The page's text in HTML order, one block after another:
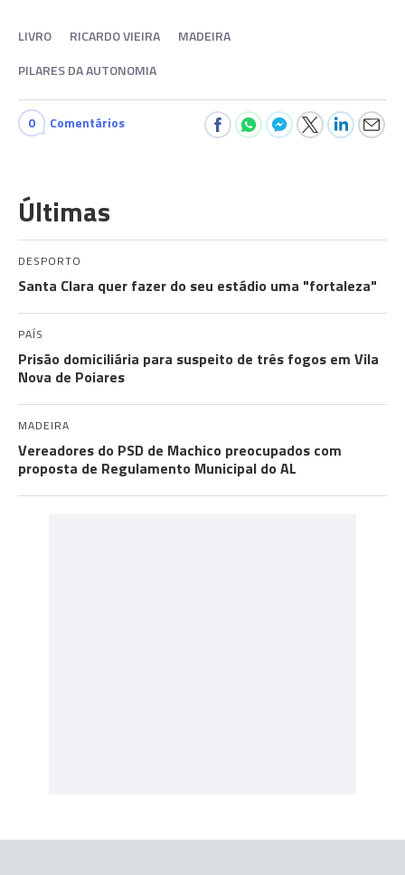
LIVRO RICARDO VIEIRA
MADEIRA
PILARES DA AUTONOMIA
0 Comentários
Últimas
DESPORTO
Santa Clara quer fazer do seu estádio uma "fortaleza"
PAÍS
Prisão domiciliária para suspeito de três fogos em Vila
Nova de Poiares
MADEIRA
Vereadores do PSD de Machico preocupados com
proposta de Regulamento Municipal do AL